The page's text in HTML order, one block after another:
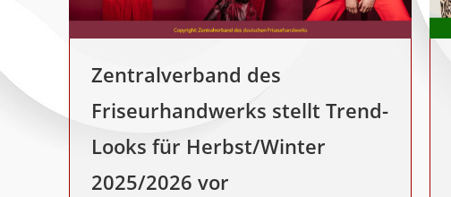
Zentralverband des
Friseurhandwerks stellt Trend-
Looks für Herbst/Winter
2025/2026 vor